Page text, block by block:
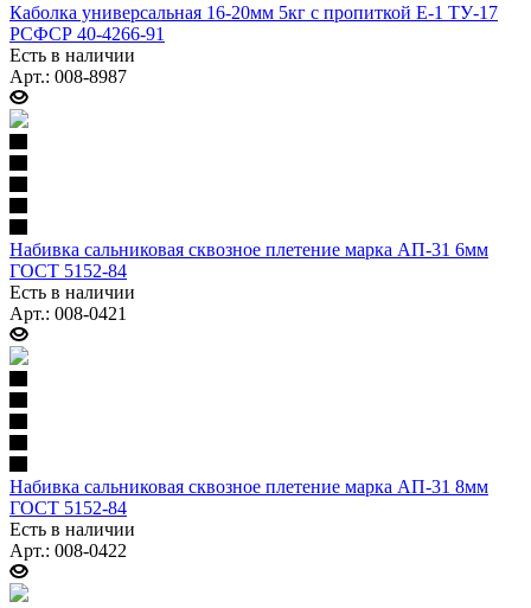
Каболка универсальная 16-20мм 5кг с пропиткой Е-1 ТУ-17
РСФСР 40-4266-91
Есть в наличии
Арт.: 008-8987
Набивка сальниковая сквозное плетение марка АП-31 6мм
ГОСТ 5152-84
Есть в наличии
Арт.: 008-0421
Набивка сальниковая сквозное плетение марка АП-31 8мм
ГОСТ 5152-84
Есть в наличии
Арт.: 008-0422